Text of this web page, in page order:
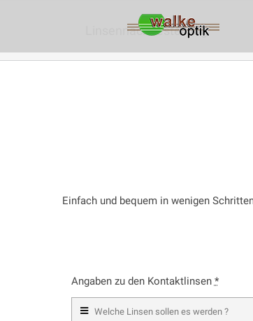
Linsennachbestellung
Einfach und bequem in wenigen
Angaben zu den Kontaktlinsen *